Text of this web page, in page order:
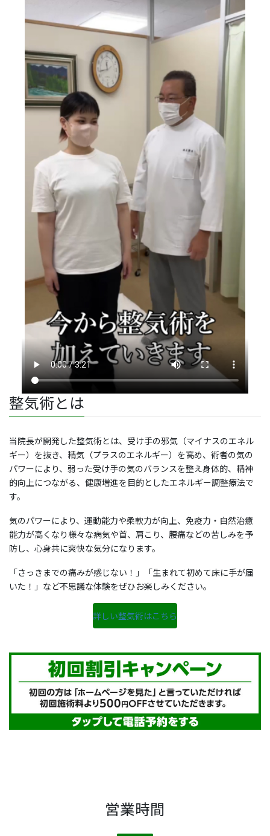
整気術とは
当院長が開発した整気術とは、受け手の邪気（マイナスのエネル
ギー）を抜き、精気（プラスのエネルギー）を高め、術者の気の
パワーにより、弱った受け手の気のバランスを整え身体的、精神
的向上につながる、健康増進を目的としたエネルギー調整療法で
す。
気のパワーにより、運動能力や柔軟力が向上、免疫力・自然治癒
能力が高くなり様々な病気や首、肩こり、腰痛などの苦しみを予
防し、心身共に爽快な気分になります。
「さっきまでの痛みが感じない！」「生まれて初めて床に手が届
いた！」など不思議な体験をぜひお楽しみください。
詳しい整気術はこちら
営業時間